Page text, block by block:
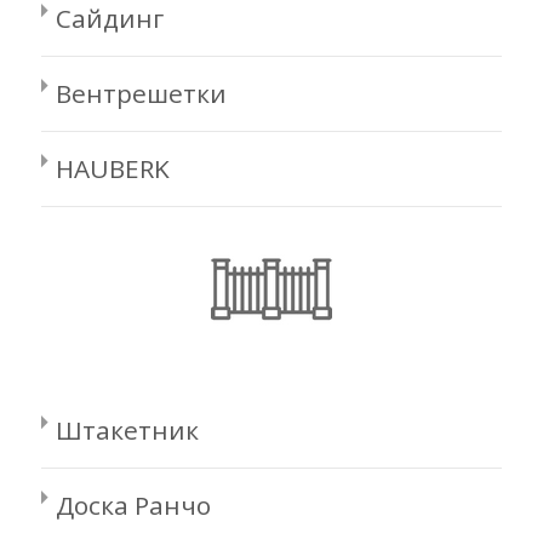
Сайдинг
Вентрешетки
HAUBERK
Штакетник
Доска Ранчо